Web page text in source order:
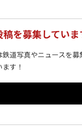
を募集していま
道写真やニュースを
す！